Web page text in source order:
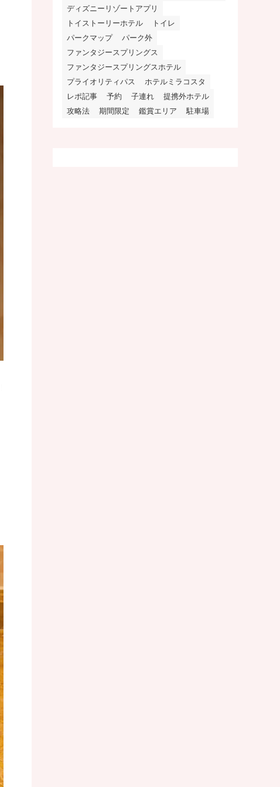
ディズニーリゾートアプリ
トイストーリーホテル
トイレ
パークマップ
パーク外
ファンタジースプリングス
ファンタジースプリングスホテル
プライオリティパス
ホテルミラコスタ
レポ記事
予約 子連れ
提携外ホテル
攻略法
期間限定 鑑賞エリア 駐車場